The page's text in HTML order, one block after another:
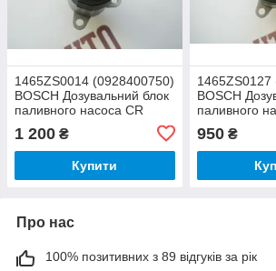
1465ZS0014 (0928400750)
BOSCH Дозувальний блок
паливного насоса CR
1 200 ₴
Купити
1465ZS0127
BOSCH
паливного
950₴
Про нас
100% позитивних з 89 відгуків за рік